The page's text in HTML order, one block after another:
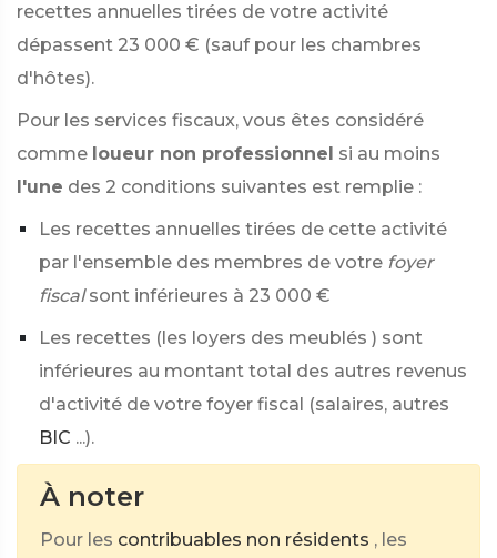
recettes annuelles tirées de votre activité
dépassent 23 000 € (sauf pour les chambres
d'hôtes).
Pour les services fiscaux, vous êtes considéré
comme loueur non professionnel si au moins
l'une des 2 conditions suivantes est remplie :
Les recettes annuelles tirées de cette activité
par l'ensemble des membres de votre foyer
fiscal sont inférieures à 23 000 €
Les recettes (les loyers des meublés ) sont
inférieures au montant total des autres revenus
d'activité de votre foyer fiscal (salaires, autres
BIC ...).
À noter
Pour les contribuables non résidents , les